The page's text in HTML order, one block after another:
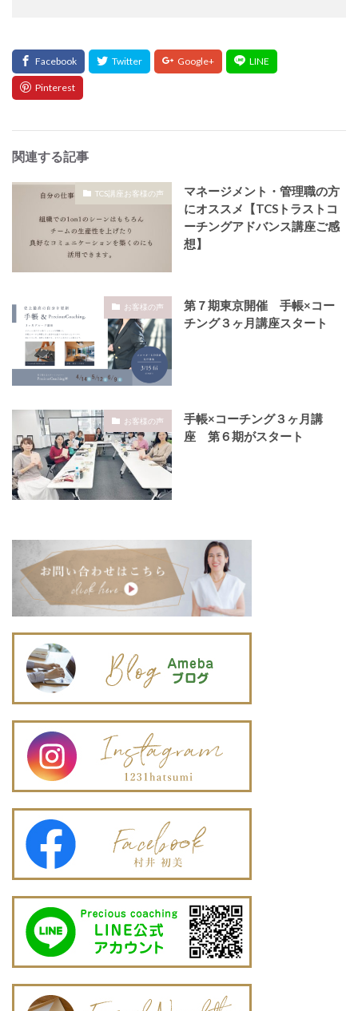
関連する記事
TCS講座お客様の声
マネージメント・管理職の方
にオススメ【TCSトラストコ
ーチングアドバンス講座ご感
想】
お客様の声
第７期東京開催 手帳×コー
チング３ヶ月講座スタート
お客様の声
手帳×コーチング３ヶ月講
座 第６期がスタート